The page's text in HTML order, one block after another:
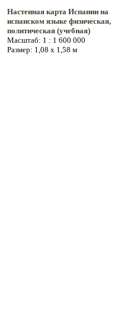
Настенная карта Испании на
испанском языке физическая,
политическая (учебная)
Масштаб: 1 : 1 600 000
Размер: 1,08 х 1,58 м